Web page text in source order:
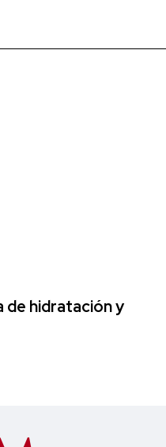
de hidratación y